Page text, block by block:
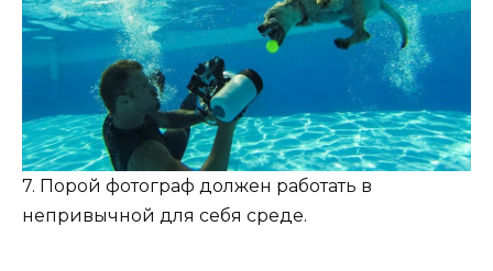
7. Порой фотограф должен работать в
непривычной для себя среде.